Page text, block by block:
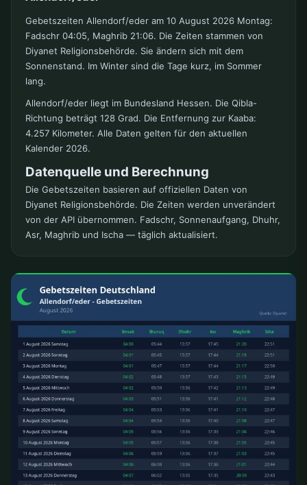
Gebetszeiten Allendorf/eder am 10 August 2026 Montag:
Fadschr 04:05, Maghrib 21:06. Die Zeiten stammen von
Diyanet Religionsbehörde. Sie ändern sich mit dem
Sonnenstand. Im Winter sind die Tage kurz, im Sommer
lang.
Allendorf/eder liegt im Bundesland Hessen. Die Qibla-
Richtung beträgt 128 Grad. Die Entfernung zur Kaaba:
4.257 Kilometer. Alle Daten gelten für den aktuellen
Kalender 2026.
Datenquelle und Berechnung
Die Gebetszeiten basieren auf offiziellen Daten von
Diyanet Religionsbehörde. Die Zeiten werden unverändert
von der API übernommen. Fadschr, Sonnenaufgang, Dhuhr,
Asr, Maghrib und Ischa — täglich aktualisiert.